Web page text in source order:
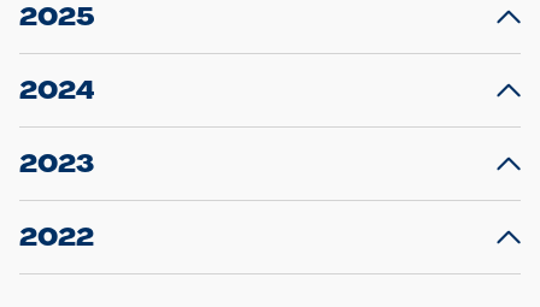
2025
23.12.2025
Projekt S5: Start der Bauarbeiten am
2024
10.12.2024
Großprojekt S5: Sperrung der Bahnstraße in
2023
20.12.2023
Schleswig-Holstein verlängert den
2022
22.12.2022